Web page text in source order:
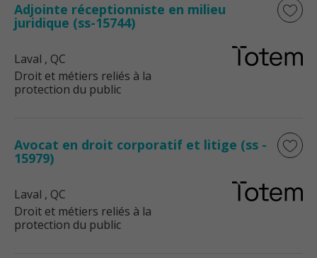
Adjointe réceptionniste en milieu
juridique (ss-15744)
Laval , QC
Droit et métiers reliés à la
protection du public
Avocat en droit corporatif et litige (ss -
15979)
Laval , QC
Droit et métiers reliés à la
protection du public